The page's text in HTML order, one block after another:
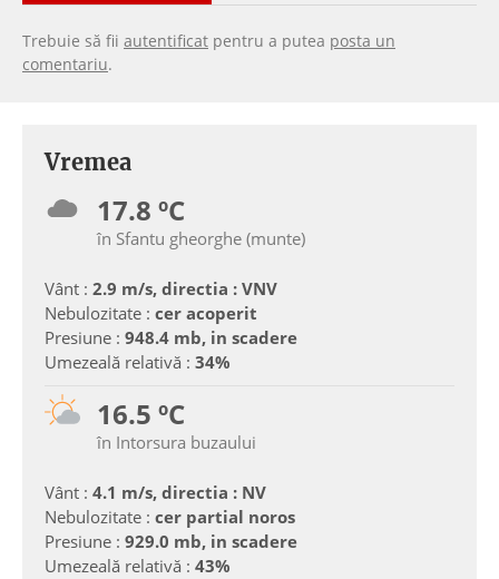
Trebuie să fii autentificat pentru a putea posta un
comentariu.
Vremea
17.8 ºC
în Sfantu gheorghe (munte)
Vânt : 2.9 m/s, directia : VNV
Nebulozitate : cer acoperit
Presiune : 948.4 mb, in scadere
Umezeală relativă : 34%
16.5 ºC
în Intorsura buzaului
Vânt : 4.1 m/s, directia : NV
Nebulozitate : cer partial noros
Presiune : 929.0 mb, in scadere
Umezeală relativă : 43%